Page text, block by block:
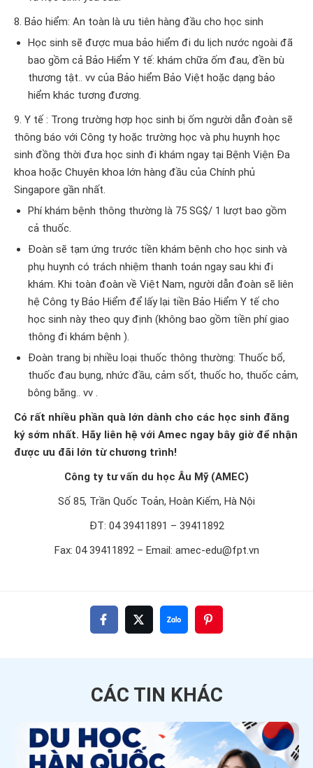
8. Bảo hiểm: An toàn là ưu tiên hàng đầu cho học sinh
Học sinh sẽ được mua bảo hiểm đi du lịch nước ngoài đã
bao gồm cả Bảo Hiểm Y tế: khám chữa ốm đau, đền bù
thương tật.. vv của Bảo hiểm Bảo Việt hoặc dạng bảo
hiểm khác tương đương.
9. Y tế : Trong trường hợp học sinh bị ốm người dẫn đoàn sẽ
thông báo với Công ty hoặc trường học và phụ huynh học
sinh đồng thời đưa học sinh đi khám ngay tại Bệnh Viện Đa
khoa hoặc Chuyên khoa lớn hàng đầu của Chính phủ
Singapore gần nhất.
Phí khám bệnh thông thường là 75 SG$/ 1 lượt bao gồm
cả thuốc.
Đoàn sẽ tạm ứng trước tiền khám bệnh cho học sinh và
phụ huynh có trách nhiệm thanh toán ngay sau khi đi
khám. Khi toàn đoàn về Việt Nam, người dẫn đoàn sẽ liên
hệ Công ty Bảo Hiểm để lấy lại tiền Bảo Hiểm Y tế cho
học sinh này theo quy định (không bao gồm tiền phí giao
thông đi khám bệnh ).
Đoàn trang bị nhiều loại thuốc thông thường: Thuốc bổ,
thuốc đau bụng, nhức đầu, cảm sốt, thuốc ho, thuốc cảm,
bông băng.. vv .
Có rất nhiều phần quà lớn dành cho các học sinh đăng
ký sớm nhất. Hãy liên hệ với Amec ngay bây giờ để nhận
được ưu đãi lớn từ chương trình!
Công ty tư vấn du học Âu Mỹ (AMEC)
Số 85, Trần Quốc Toản, Hoàn Kiếm, Hà Nội
ĐT: 04 39411891 – 39411892
Fax: 04 39411892 – Email: amec-edu@fpt.vn
CÁC TIN KHÁC